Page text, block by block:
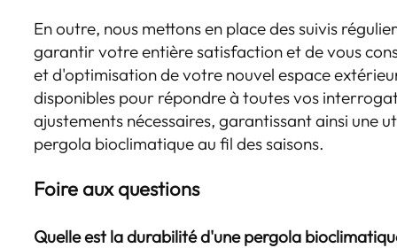
En outre, nous mettons en place des suivis
garantir votre entière satisfaction et de vous
et d'optimisation de votre nouvel espace
disponibles pour répondre à toutes vos
ajustements nécessaires, garantissant ainsi une
pergola bioclimatique au fil des saisons.
Foire aux questions
Quelle est la durabilité d'une pergola